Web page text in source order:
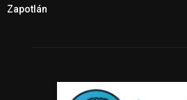
Zapotlán